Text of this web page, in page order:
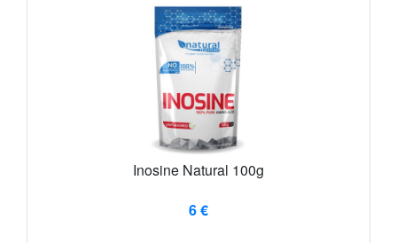
Inosine Natural 100g
6 €